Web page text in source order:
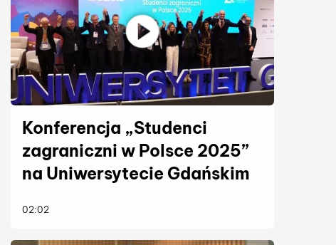
Konferencja „Studenci
zagraniczni w Polsce 2025”
na Uniwersytecie Gdańskim
więcej
02:02